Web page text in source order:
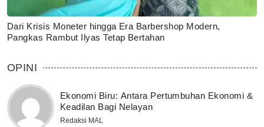
Dari Krisis Moneter hingga Era Barbershop Modern,
Pangkas Rambut Ilyas Tetap Bertahan
OPINI
Ekonomi Biru: Antara Pertumbuhan Ekonomi &
Keadilan Bagi Nelayan
Redaksi MAL